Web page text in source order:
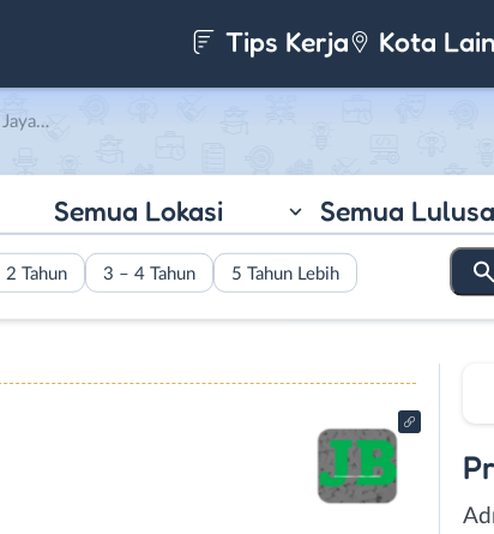
Tips Kerja Kota
Semua Lokasi Semua
2 Tahun 3 – 4 Tahun 5 Tahun Lebih